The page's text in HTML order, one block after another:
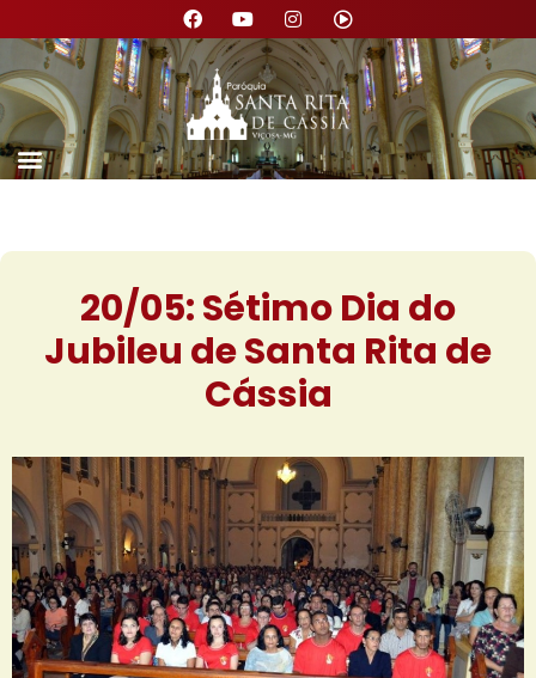
20/05: Sétimo Dia do
Jubileu de Santa Rita de
Cássia